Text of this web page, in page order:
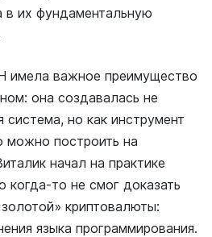
в их фундаментальную
имела важное преимущество
она создавалась не
система, но как инструмент
можно построить на
начал на практике
когда-то не смог доказать
криптовалюты:
языка программирования.